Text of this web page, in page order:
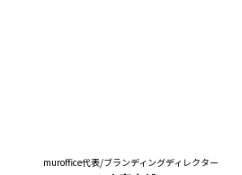
muroffice代表/ブランディングディレクター